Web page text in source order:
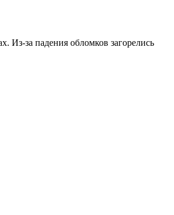
Из-за падения обломков загорелись